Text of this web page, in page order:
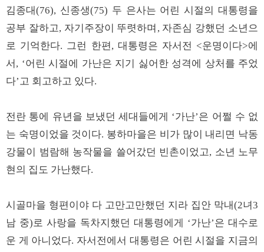
김종대(76), 신종생(75) 두 은사는 어린 시절의 대통령을
공부 잘하고, 자기주장이 뚜렷하며, 자존심 강했던 소년으
로 기억한다. 그런 한편, 대통령은 자서전 <운명이다>에
서, ‘어린 시절에 가난은 지기 싫어한 성격에 상처를 주었
다’고 회고하고 있다.
전란 통에 유년을 보냈던 세대들에게 ‘가난’은 어쩔 수 없
는 숙명이었을 것이다. 봉하마을은 비가 많이 내리면 낙동
강물이 범람해 농작물을 쓸어갔던 빈촌이었고, 소년 노무
현의 집도 가난했다.
시골마을 형편이야 다 고만고만했던 지라 집안 막내(2녀3
남 중)로 사랑을 독차지했던 대통령에게 ‘가난’은 대수로
운 게 아니었다. 자서전에서 대통령은 어린 시절을 지금의